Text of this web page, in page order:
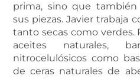
prima, sino que también
sus piezas. Javier trabaja
tanto secas como verdes.
aceites naturales,
nitrocelulósicos como
de ceras naturales de